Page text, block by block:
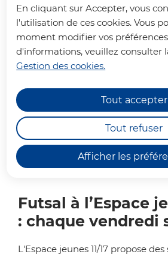
En cliquant sur Accepter, vous
l'utilisation de ces cookies. Vous
moment modifier vos
d'informations, veuillez consulter
Gestion des cookies.
Afficher les
Tout accepter
Tout refuser
Futsal
L'Espace jeunes 11/17
séances de futsal tous
vendredis soir pour
de 14 à 17 ans.
Futsal à l’Espace
: chaque vendredi
L'Espace jeunes 11/17 propose